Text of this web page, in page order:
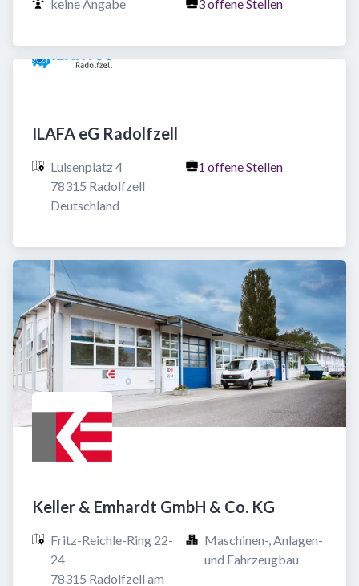
keine Angabe 3 offene Stellen
ILAFA eG Radolfzell
Luisenplatz 4
78315 Radolfzell
Deutschland
1 offene Stellen
Keller & Emhardt GmbH & Co. KG
Fritz-Reichle-Ring 22-
24
78315 Radolfzell am
Maschinen-, Anlagen-
und Fahrzeugbau